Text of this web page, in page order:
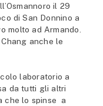
il 29
di San Donnino a
molto ad Armando.
anche le
laboratorio a
da tutti gli altri
che lo spinse a